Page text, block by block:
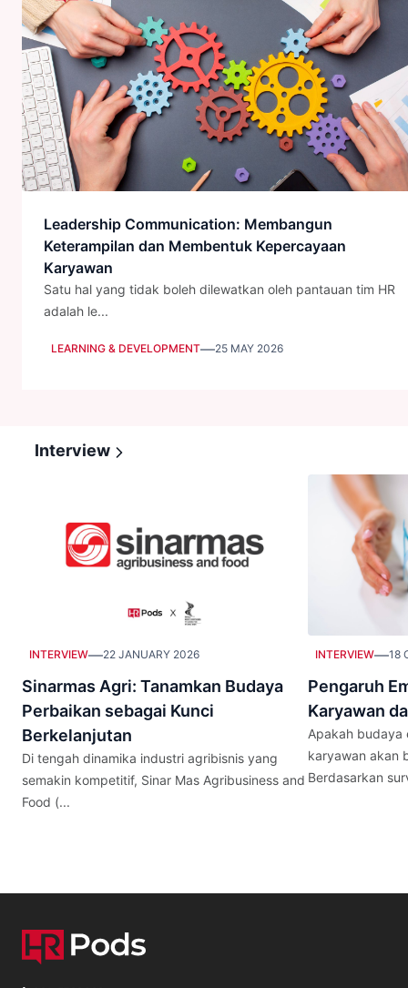
Leadership Communication: Membangun
Keterampilan dan Membentuk Kepercayaan
Karyawan
Satu hal yang tidak boleh dilewatkan oleh pantauan tim HR
adalah le...
LEARNING & DEVELOPMENT—25 MAY 2026
Interview
INTERVIEW—22 JANUARY 2026
Sinarmas Agri: Tanamkan Budaya
Perbaikan sebagai Kunci
Berkelanjutan
Di tengah dinamika industri agribisnis yang
semakin kompetitif, Sinar Mas Agribusiness and
Food (...
INTERVIEW—18
Pengaruh
Karyawan
Apakah budaya
karyawan akan
Berdasarkan